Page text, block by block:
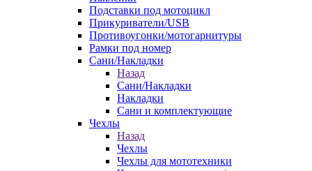
Подставки под мотоцикл
Прикуриватели/USB
Противоугонки/мотогарнитуры
Рамки под номер
Сани/Накладки
Назад
Сани/Накладки
Накладки
Сани и комплектующие
Чехлы
Назад
Чехлы
Чехлы для мототехники